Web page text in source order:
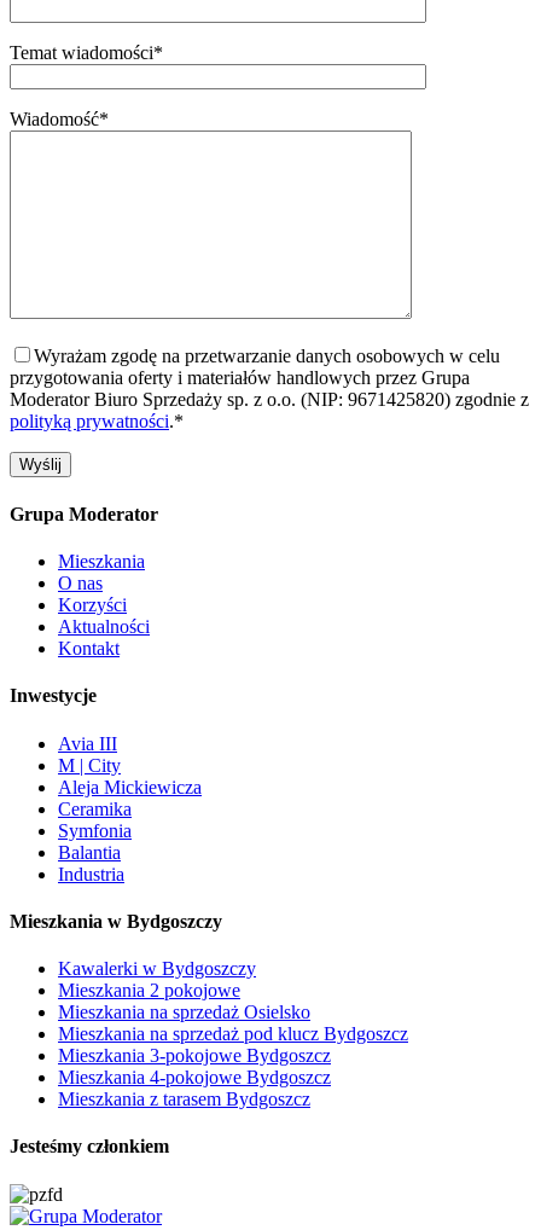
Temat wiadomości*
Wiadomość*
Wyrażam zgodę na przetwarzanie danych osobowych w celu
przygotowania oferty i materiałów handlowych przez Grupa
Moderator Biuro Sprzedaży sp. z o.o. (NIP: 9671425820) zgodnie z
polityką prywatności.*
Grupa Moderator
Mieszkania
O nas
Korzyści
Aktualności
Kontakt
Inwestycje
Avia III
M | City
Aleja Mickiewicza
Ceramika
Symfonia
Balantia
Industria
Mieszkania w Bydgoszczy
Kawalerki w Bydgoszczy
Mieszkania 2 pokojowe
Mieszkania na sprzedaż Osielsko
Mieszkania na sprzedaż pod klucz Bydgoszcz
Mieszkania 3-pokojowe Bydgoszcz
Mieszkania 4-pokojowe Bydgoszcz
Mieszkania z tarasem Bydgoszcz
Jesteśmy członkiem